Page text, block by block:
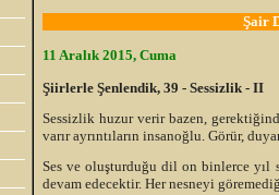
Şair
11 Aralık 2015, Cuma
Şiirlerle Şenlendik, 39 - Sessizlik - II
Sessizlik huzur verir bazen,
varır ayrıntıların insanoğlu. Görür,
Ses ve oluşturduğu dil on binlerce yıl
devam edecektir. Her nesneyi